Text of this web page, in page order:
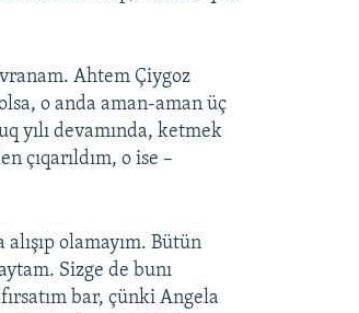
Ahtem Çiygoz
o anda aman-aman üç
yılı devamında, ketmek
çıqarıldım, o ise –
olamayım. Bütün
Sizge de bunı
bar, çünki Angela